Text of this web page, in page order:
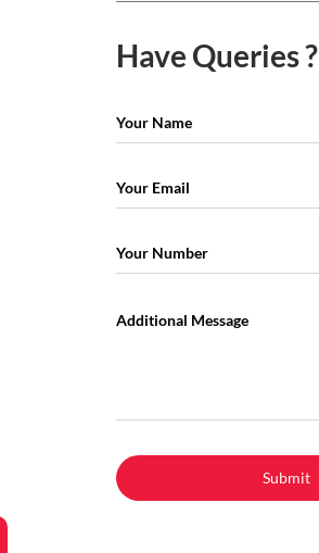
Have Queries ?